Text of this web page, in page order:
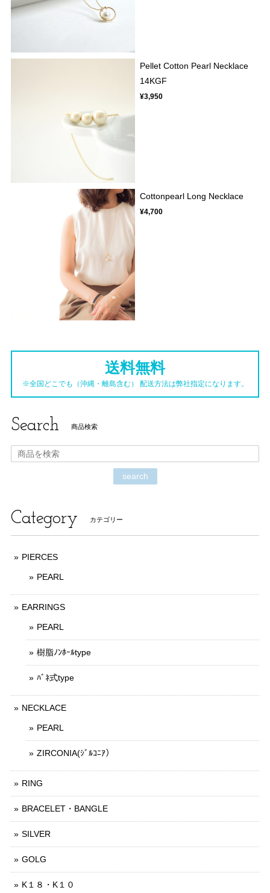
Pellet Cotton Pearl Necklace
14KGF
¥3,950
Cottonpearl Long Necklace
¥4,700
送料無料
※全国どこでも（沖縄・離島含む） 配送方法は弊社指定になります。
Search 商品検索
search
Category カテゴリー
PIERCES
PEARL
EARRINGS
PEARL
樹脂ﾉﾝﾎｰﾙtype
ﾊﾞﾈ式type
NECKLACE
PEARL
ZIRCONIA(ｼﾞﾙｺﾆｱ）
RING
BRACELET・BANGLE
SILVER
GOLG
K１８・K１０